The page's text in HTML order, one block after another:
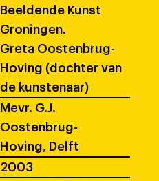
Beeldende Kunst
Groningen.
Greta Oostenbrug-
Hoving (dochter van
de kunstenaar)
Mevr. G.J.
Oostenbrug-
Hoving, Delft
2003